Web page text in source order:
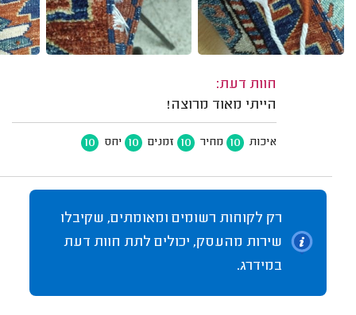
חוות דעת:
הייתי מאוד מרוצה!
איכות 10 מחיר 10 זמנים 10 יחס 10
רק לקוחות רשומים ומאומתים, שקיבלו
שירות מהעסק, יכולים לתת חוות דעת
במידרג.